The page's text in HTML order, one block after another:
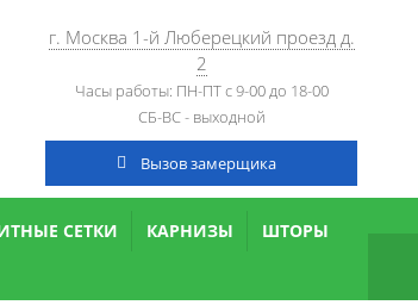
г. Москва 1-й Люберецкий проезд д.
2
Часы работы: ПН-ПТ с 9-00 до 18-00
СБ-ВС - выходной
Вызов замерщика
СЕТКИ КАРНИЗЫ ШТОРЫ